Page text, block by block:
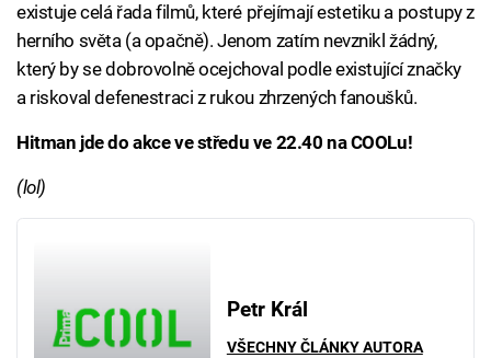
existuje celá řada filmů, které přejímají estetiku a postupy z
herního světa (a opačně). Jenom zatím nevznikl žádný,
který by se dobrovolně ocejchoval podle existující značky
a riskoval defenestraci z rukou zhrzených fanoušků.
Hitman jde do akce ve středu ve 22.40 na COOLu!
(lol)
Petr Král
VŠECHNY ČLÁNKY AUTORA